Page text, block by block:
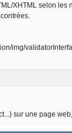
XHTML selon
sur une page